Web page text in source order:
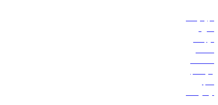
حجز الرحلات
العروض
الوجهات
الأمتعة
المساعدة
إدارة الحجز
الأخبار
تواصل معنا